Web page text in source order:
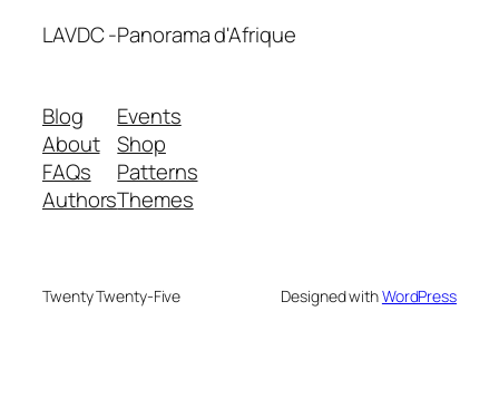
LAVDC -Panorama d'Afrique
Blog
About
FAQs
Authors
Events
Shop
Patterns
Themes
Twenty Twenty-Five Designed withWordPress